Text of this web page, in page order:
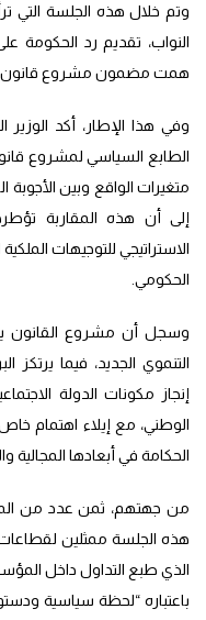
وتم خلال هذه الجلسة التي
النواب، تقديم رد الحكومة على
همت مضمون مشروع قانون
وفي هذا الإطار، أكد الوزير
متغيرات الواقع وبين
إلى أن هذه المقاربة
الاستراتيجي للتوجيهات
الحكومي.
وسجل أن مشروع القانون
التنموي الجديد، فيما يرتكز
إنجاز مكونات الدولة
الوطني، مع إيلاء اهتمام
الحكامة في أبعادها المجالية
من جهتهم، ثمن عدد من
هذه الجلسة ممثلين لقطاعات
الذي طبع التداول داخل
باعتباره “لحظة سياسية